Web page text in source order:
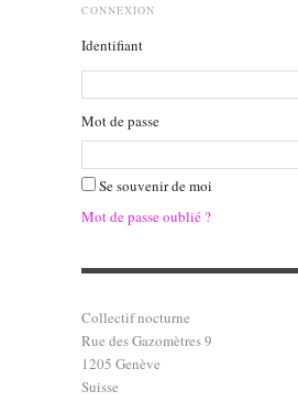
CONNEXION
Identifiant
Mot de passe
Se souvenir de moi
Mot de passe oublié ?
Collectif nocturne
Rue des Gazomètres 9
1205 Genève
Suisse